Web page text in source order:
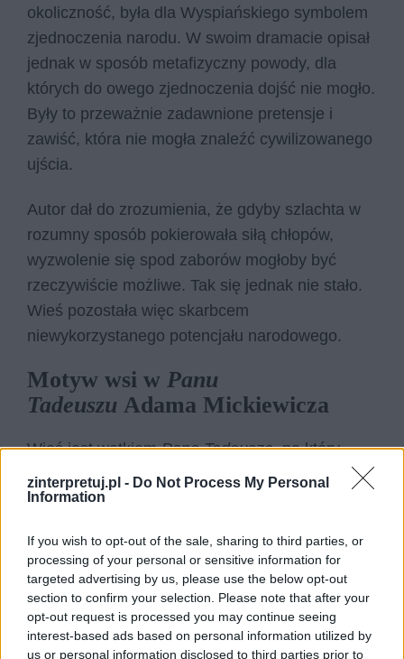
zinterpretuj.pl - Do Not Process My Personal
Information
If you wish to opt-out of the sale, sharing to third parties, or
processing of your personal or sensitive information for
targeted advertising by us, please use the below opt-out
section to confirm your selection. Please note that after your
opt-out request is processed you may continue seeing
interest-based ads based on personal information utilized by
us or personal information disclosed to third parties prior to
okoliczność, była dla Wyspiańskiego symbolem
zjednoczenia narodu. W swoim dramacie opisał
jednak w sposób metafizyczny powody, dla
których do owego zjednoczenia dojść nie mogło.
Były to przeważnie zadawnione pretensje i
zawiść, która nie mogła znaleźć cywilizowanego
ujścia.
Autor dał do zrozumienia, że gdyby szlachta w
rozumny sposób pokierowała siłą chłopów,
wyzwolenie się spod zaborów mogłoby być
rzeczywiście możliwe. Tak się jednak nie stało.
Wieś pozostała więc skarbcem
niewykorzystanego potencjału narodowego.
Motyw wsi w Panu
Tadeuszu Adama Mickiewicza
Wieś jest wątkiemPana Tadeusza,na który
bardzo rzadko zwraca się uwagę, a przecież
jeszcze w pierwszej połowie XIX wieku życie
dworkach położonych na wsi i w lasach. Nie
inaczej było w przypadkuSoplicowa. Było to
miejsce niemal idylliczne, które miało ukazać jak
pamięć Mickiewicza wybiela obraz Polski i Litwy,
za którymi tęsknił na emigracji.